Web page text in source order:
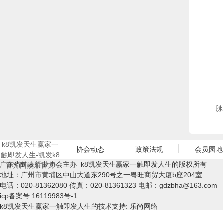
k8凯发天生赢家一
触即发人生-凯发k8
官方网娱乐官方
协会动态 政策法规
会员园地
广东省钟表行业协会主办 k8凯发天生赢家一触即发人生的版权所有
地址：广州市黄埔区中山大道东290号之一粤旺商贸大厦b座204室
电话：020-81362080 传真：020-81361323 电邮： gdzbha@163.com
icp备案号:16119983号-1
k8凯发天生赢家一触即发人生的技术支持: 乐尚网络